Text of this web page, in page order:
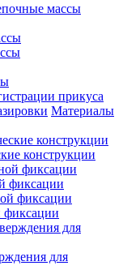
массы
прикуса
Материалы
конструкции
фиксации
фиксации
для